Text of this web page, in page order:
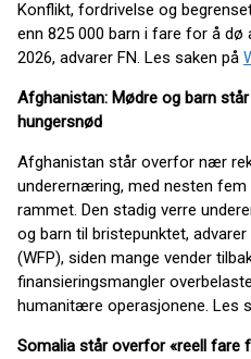
Konflikt, fordrivelse og
enn 825 000 barn i fare for å
2026, advarer FN. Les saken på
Afghanistan: Mødre og barn
hungersnød
Afghanistan står overfor nær
underernæring, med nesten
rammet. Den stadig verre
og barn til bristepunktet,
(WFP), siden mange vender
finansieringsmangler
humanitære operasjonene. Les
Somalia står overfor «reell fare